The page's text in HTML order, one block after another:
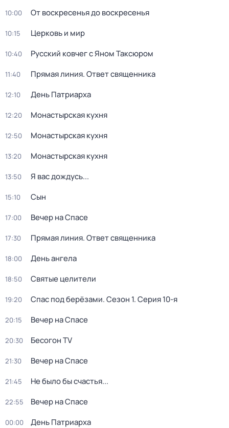
10:00 От воскресенья до воскресенья
10:15 Церковь и мир
10:40 Русский ковчег с Яном Таксюром
11:40 Прямая линия. Ответ священника
12:10 Дeнь Патриаpха
12:20 Монастырская кухня
12:50 Монастырская кухня
13:20 Монастырская кухня
13:50 Я вас дождусь...
15:10 Сын
17:00 Вечер на Спасе
17:30 Прямая линия. Ответ священника
18:00 День ангела
18:50 Святые целители
19:20 Спас под берёзами. Сезон 1. Серия 10-я
20:15 Вечер на Спасе
20:30 Бесогон TV
21:30 Вечер на Спасе
21:45 Не было бы счастья...
22:55 Вечер на Спасе
00:00 Дeнь Патриаpха